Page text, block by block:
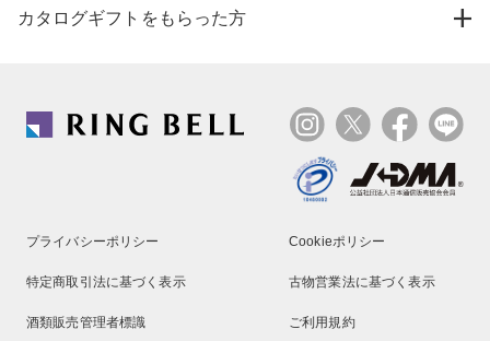
カタログギフトをもらった方
プライバシーポリシー Cookieポリシー
特定商取引法に基づく表示 古物営業法に基づく表示
酒類販売管理者標識 ご利用規約